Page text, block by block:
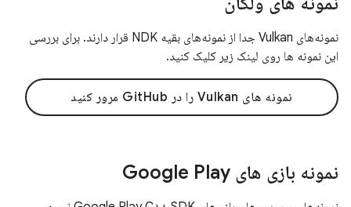
نمونه‌های Vulkan جدا از نمونه‌های بقیه NDK قرار دارند. برای بررسی
این نمونه ها روی لینک زیر کلیک کنید.
نمونه های Vulkan را در GitHub مرور کنید
نمونه بازی های Google Play